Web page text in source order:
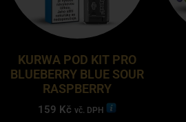
KURWA POD KIT PRO
BLUEBERRY BLUE SOUR
RASPBERRY
159 Kč vč. DPH